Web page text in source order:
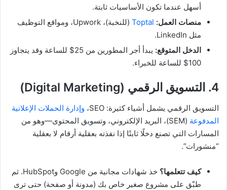
أسهل عندما تكون الأساسيات ثابتة.
منصات العمل: Toptal
(للنخبة)، Upwork، ومواقع التوظيف
مثل LinkedIn.
الدخل المتوقع:
يبدأ أجر المطورين من 25$ للساعة وقد يتجاوز
100$ للساعة للخبراء.
4. التسويق الرقمي (Digital Marketing)
التسويق الرقمي يشمل أشياء كثيرة: SEO،
وإدارة الحملات الإعلانية
المدفوعة
(SEM)، البريد الإلكتروني، وتسويق المحتوى—وهو من
المسارات التي تصنع دخلًا ثابتًا إذا نفذته بعقلية أرقام لا بعقلية
“منشورات”.
كيف تتعلمها؟
خذ شهادات مجانية من Google وHubSpot. ثم
طبّق على مشروع صغير خاص بك (مدونة أو صفحة) حتى ترى